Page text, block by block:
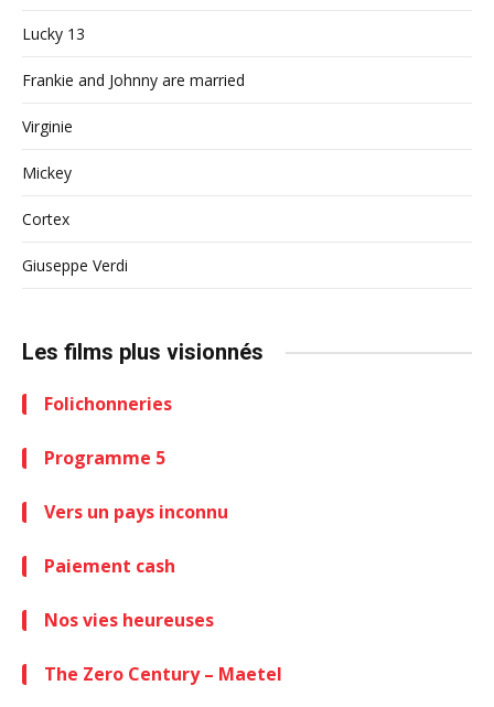
Lucky 13
Frankie and Johnny are married
Virginie
Mickey
Cortex
Giuseppe Verdi
Les films plus visionnés
Folichonneries
Programme 5
Vers un pays inconnu
Paiement cash
Nos vies heureuses
The Zero Century – Maetel